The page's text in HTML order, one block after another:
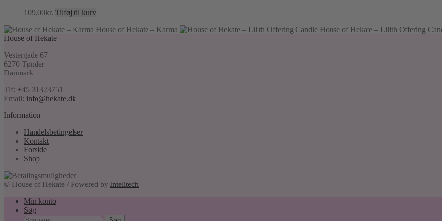
109,00kr. Tilføj til kurv
House of Hekate – Karma
House of Hekate – Lilith Offering
House of Hekate
Vestergade 67
6270 Tønder
Danmark
Tlf: +45 31323751
Email: info@hekate.dk
Information
Handelsbetingelser
Kontakt
Forside
Shop
© House of Hekate / Powered by Intelitech
Min konto
Søg
Søg